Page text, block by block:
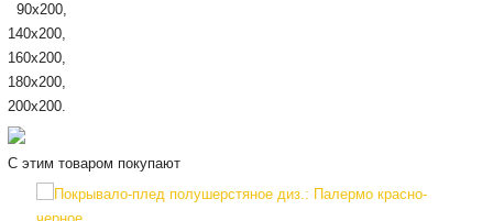
90х200,
140х200,
160х200,
180х200,
200x200.
С этим товаром покупают